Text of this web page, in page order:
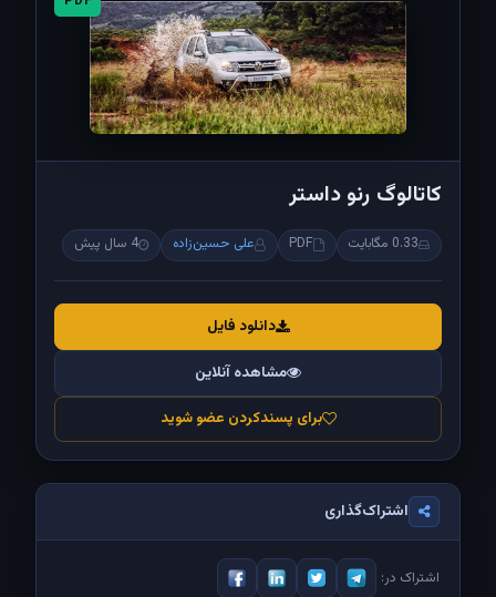
کاتالوگ رنو داستر
0.33 مگابایت PDF علی حسین‌زاده 4 سال پیش
دانلود فایل
مشاهده آنلاین
برای پسندکردن عضو شوید
اشتراک‌گذاری
اشتراک در: